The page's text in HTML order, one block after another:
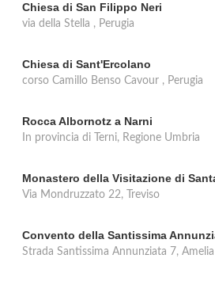
Chiesa di San Filippo Neri
via della Stella , Perugia
Chiesa di Sant'Ercolano
corso Camillo Benso Cavour , Perugia
Rocca Albornotz a Narni
In provincia di Terni, Regione Umbria
Monastero della Visitazione di
Via Mondruzzato 22, Treviso
Convento della Santissima
Strada Santissima Annunziata 7, Amelia